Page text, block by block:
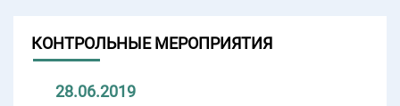
КОНТРОЛЬНЫЕ МЕРОПРИЯТИЯ
28.06.2019